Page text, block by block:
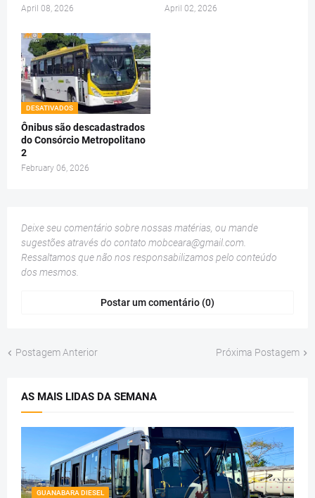
April 08, 2026 April 02, 2026
DESATIVADOS
Ônibus são descadastrados
do Consórcio Metropolitano
2
February 06, 2026
Deixe seu comentário sobre nossas matérias, ou mande
sugestões através do contato mobceara@gmail.com
Ressaltamos que não nos responsabilizamos pelo conteúdo
dos mesmos.
Postar um comentário (0)
Postagem Anterior Próxima Postagem
AS MAIS LIDAS DA SEMANA
GUANABARA DIESEL